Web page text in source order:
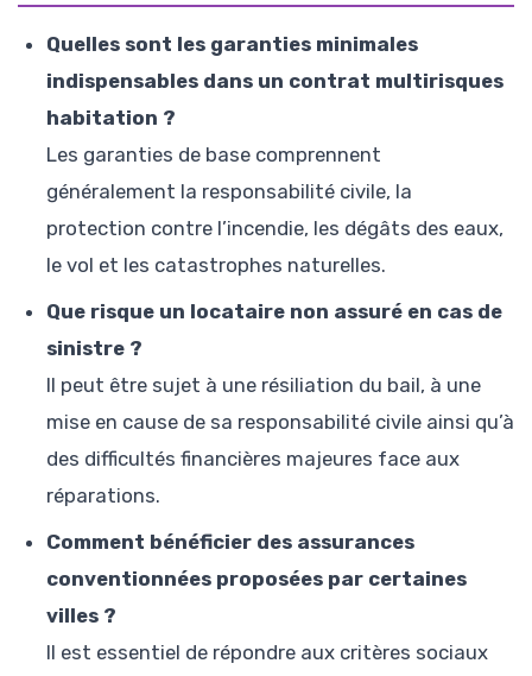
Quelles sont les garanties minimales
indispensables dans un contrat multirisques
habitation ?
Les garanties de base comprennent
généralement la responsabilité civile, la
protection contre l’incendie, les dégâts des eaux,
le vol et les catastrophes naturelles.
Que risque un locataire non assuré en cas de
sinistre ?
Il peut être sujet à une résiliation du bail, à une
mise en cause de sa responsabilité civile ainsi qu’à
des difficultés financières majeures face aux
réparations.
Comment bénéficier des assurances
conventionnées proposées par certaines
villes ?
Il est essentiel de répondre aux critères sociaux